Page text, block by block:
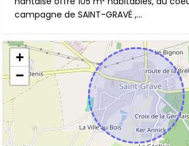
campagne de SAINT-GRAVÉ ,...
+
−